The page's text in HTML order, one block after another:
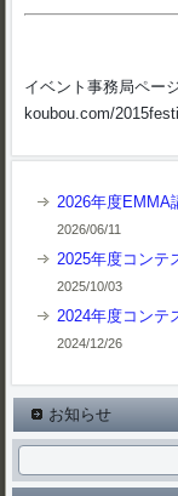
イベント事務局ペー
koubou.com/
2026年度EMMA
2026/06/11
2025年度コンテ
2025/10/03
2024年度コンテ
2024/12/26
お知らせ